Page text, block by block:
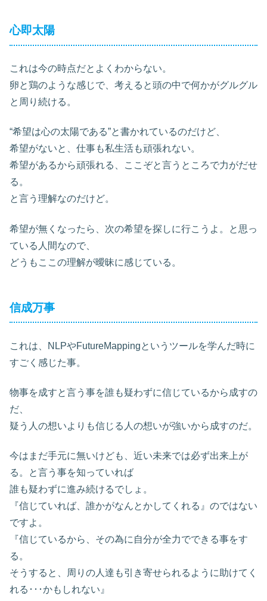
心即太陽
これは今の時点だとよくわからない。
卵と鶏のような感じで、考えると頭の中で何かがグルグル
と周り続ける。
“希望は心の太陽である”と書かれているのだけど、
希望がないと、仕事も私生活も頑張れない。
希望があるから頑張れる、ここぞと言うところで力がだせ
る。
と言う理解なのだけど。
希望が無くなったら、次の希望を探しに行こうよ。と思っ
ている人間なので、
どうもここの理解が曖昧に感じている。
信成万事
これは、NLPやFutureMappingというツールを学んだ時に
すごく感じた事。
物事を成すと言う事を誰も疑わずに信じているから成すの
だ、
疑う人の想いよりも信じる人の想いが強いから成すのだ。
今はまだ手元に無いけども、近い未来では必ず出来上が
る。と言う事を知っていれば
誰も疑わずに進み続けるでしょ。
『信じていれば、誰かがなんとかしてくれる』のではない
ですよ。
『信じているから、その為に自分が全力でできる事をす
る。
そうすると、周りの人達も引き寄せられるように助けてく
れる･･･かもしれない』